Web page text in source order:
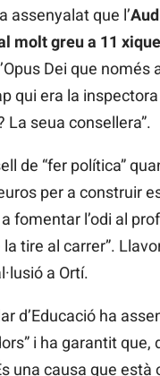
assenyalat que l’
molt greu a 11
Dei que
qui era la
seua consellera”.
de “fer política”
per a construir
fomentar l’odi al
tire al carrer”.
a Ortí.
d’Educació ha
i ha garantit que,
una causa que